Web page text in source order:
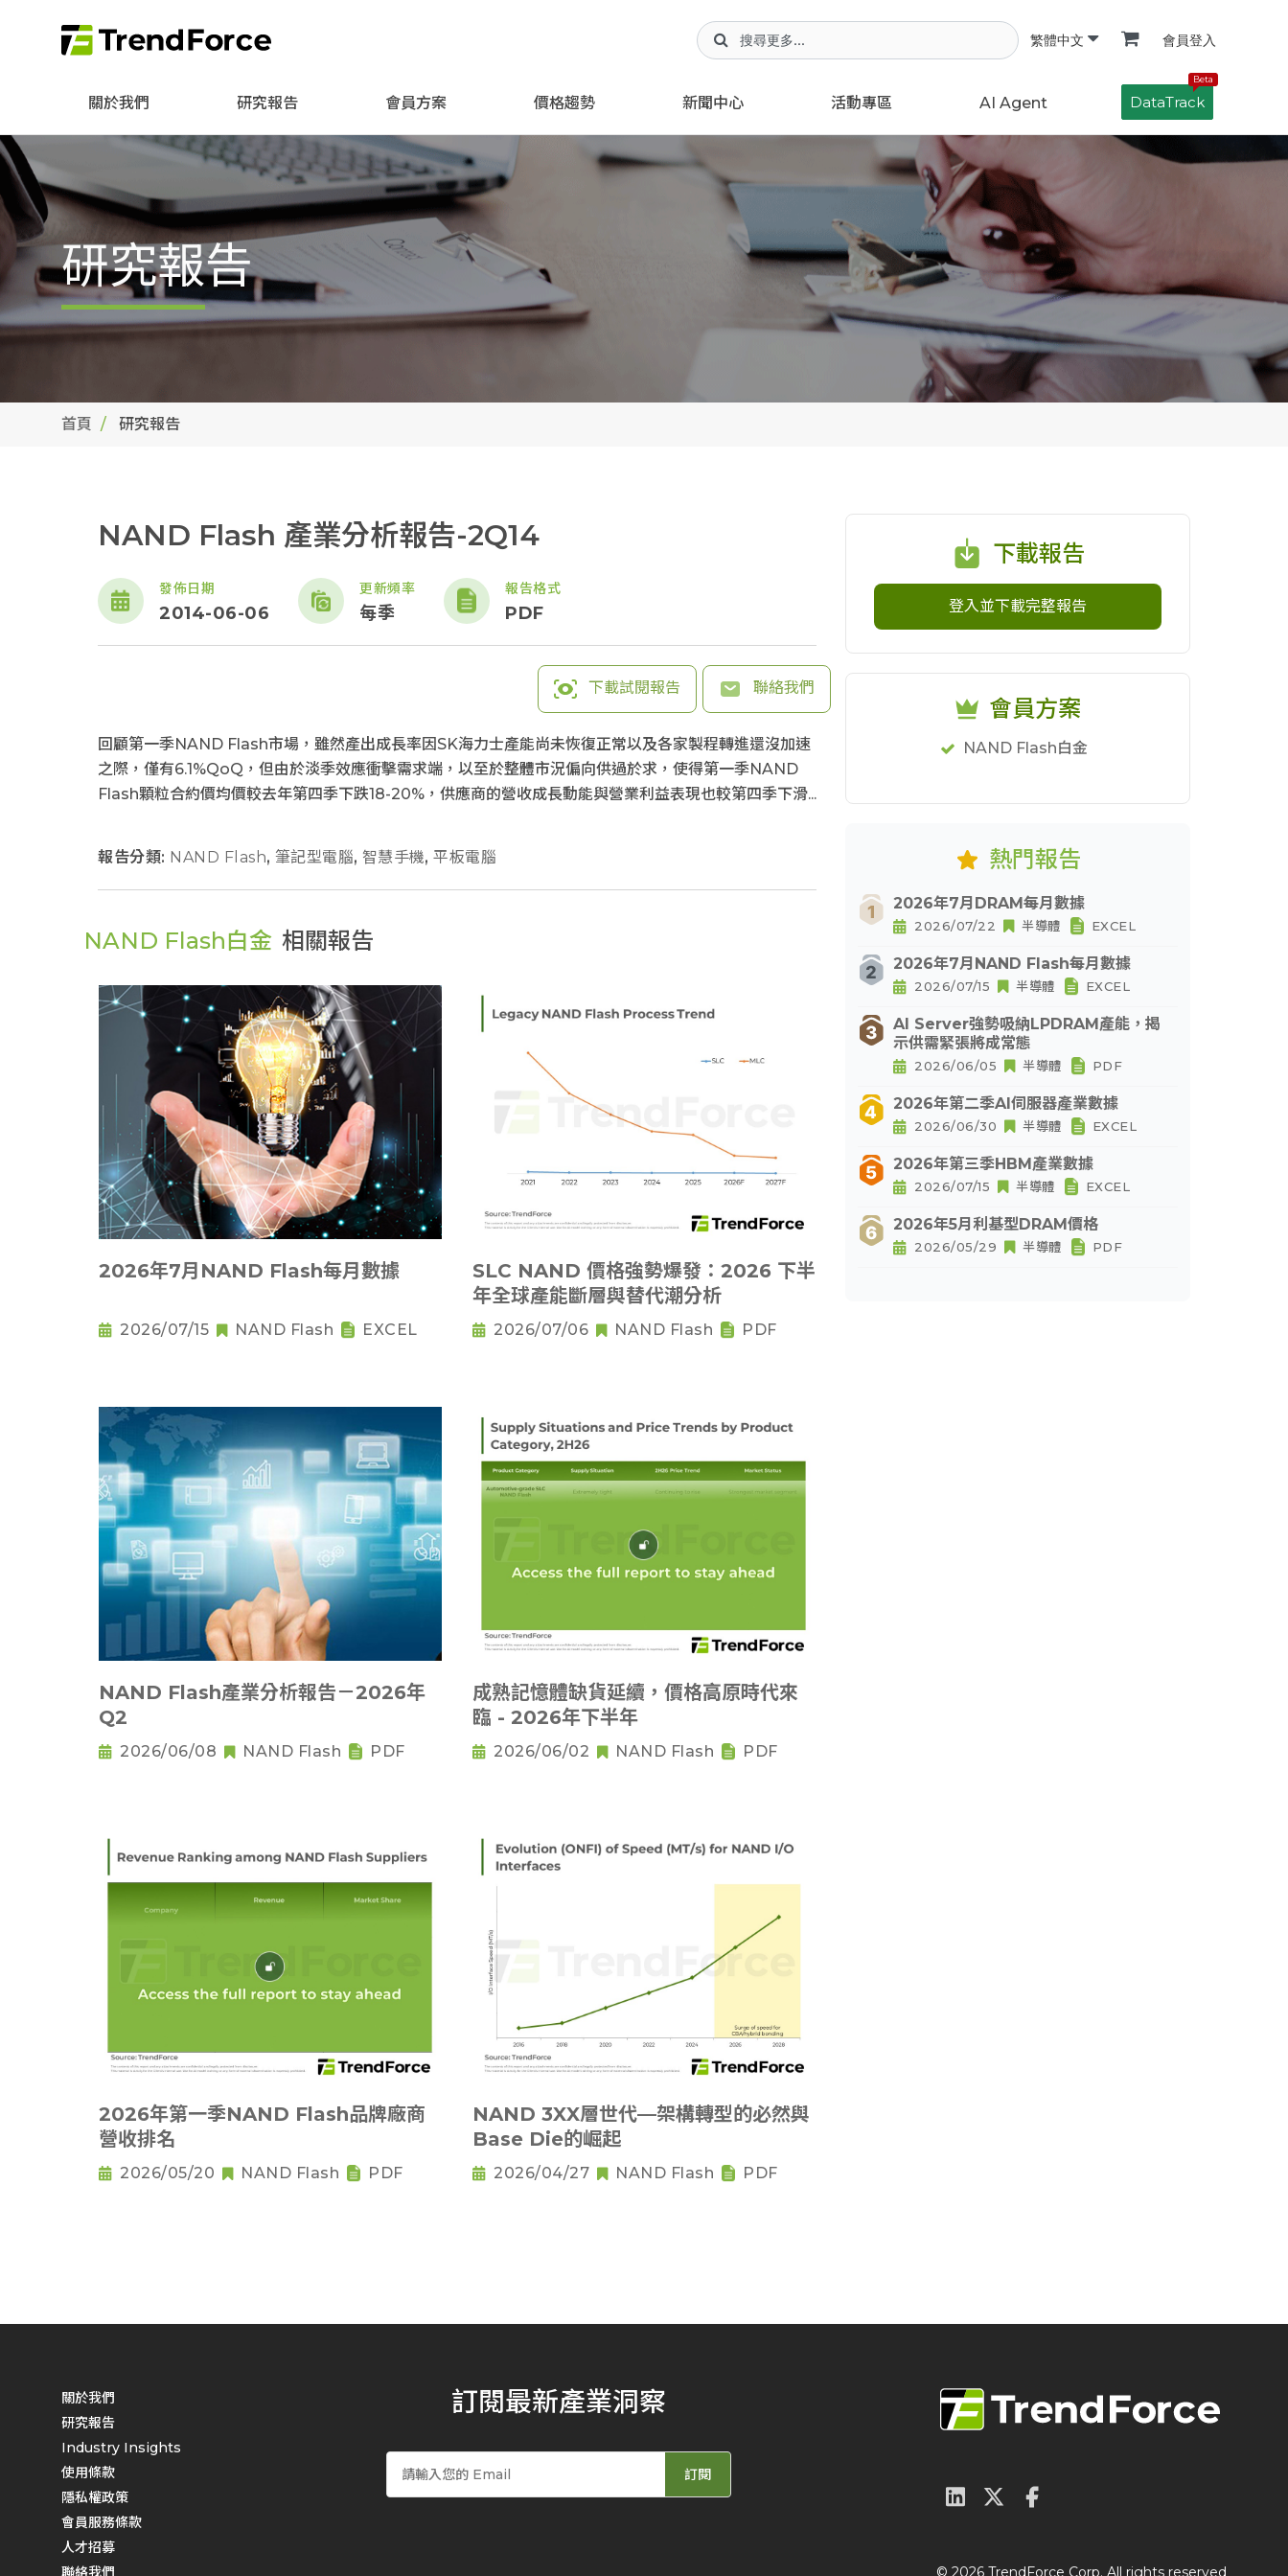
繁體中文 會員登入
關於我們 研究報告 會員方案 價格趨勢 新聞中心 活動專區 AI Agent
Beta
DataTrack
研究報告
首頁 研究報告
NAND Flash 產業分析報告-2Q14
發佈日期
2014-06-06
更新頻率
每季
報告格式
PDF
下載試閱報告 聯絡我們
回顧第一季NAND Flash市場，雖然產出成長率因SK海力士產能尚未恢復正常以及各家製程轉進還沒加速
之際，僅有6.1%QoQ，但由於淡季效應衝擊需求端，以至於整體市況偏向供過於求，使得第一季NAND
Flash顆粒合約價均價較去年第四季下跌18-20%，供應商的營收成長動能與營業利益表現也較第四季下滑...
報告分類: NAND Flash, 筆記型電腦, 智慧手機, 平板電腦
NAND Flash白金 相關報告
2026年7月NAND Flash每月數據
2026/07/15 NAND Flash EXCEL
SLC NAND 價格強勢爆發：2026 下半
年全球產能斷層與替代潮分析
2026/07/06 NAND Flash PDF
NAND Flash產業分析報告－2026年
Q2
2026/06/08 NAND Flash PDF
成熟記憶體缺貨延續，價格高原時代來
臨 - 2026年下半年
2026/06/02 NAND Flash PDF
2026年第一季NAND Flash品牌廠商
營收排名
2026/05/20 NAND Flash PDF
NAND 3XX層世代—架構轉型的必然與
Base Die的崛起
2026/04/27 NAND Flash PDF
下載報告
登入並下載完整報告
會員方案
NAND Flash白金
熱門報告
2026年7月DRAM每月數據
2026/07/22 半導體 EXCEL
2026年7月NAND Flash每月數據
2026/07/15 半導體 EXCEL
AI Server強勢吸納LPDRAM產能，揭
示供需緊張將成常態
2026/06/05 半導體 PDF
2026年第二季AI伺服器產業數據
2026/06/30 半導體 EXCEL
2026年第三季HBM產業數據
2026/07/15 半導體 EXCEL
2026年5月利基型DRAM價格
2026/05/29 半導體 PDF
關於我們
研究報告
Industry Insights
使用條款
隱私權政策
會員服務條款
人才招募
聯絡我們
訂閱最新產業洞察
訂閱
© 2026 TrendForce Corp. All rights reserved